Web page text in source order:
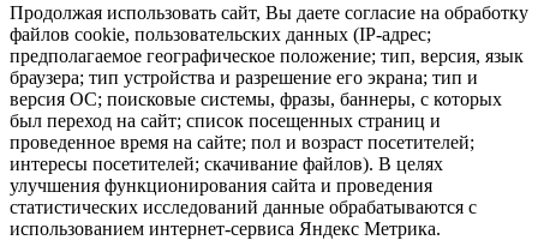
Продолжая использовать сайт, Вы даете согласие на обработку
файлов cookie, пользовательских данных (IP-адрес;
предполагаемое географическое положение; тип, версия, язык
браузера; тип устройства и разрешение его экрана; тип и
версия ОС; поисковые системы, фразы, баннеры, с которых
был переход на сайт; список посещенных страниц и
проведенное время на сайте; пол и возраст посетителей;
интересы посетителей; скачивание файлов). В целях
улучшения функционирования сайта и проведения
статистических исследований данные обрабатываются с
использованием интернет-сервиса Яндекс Метрика.